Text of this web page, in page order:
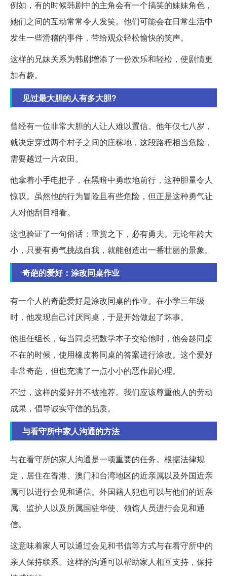
例如，有的时候韩剧中的主角会有一个搞笑的妹妹角色，
她们之间的互动常常令人发笑。他们可能会在日常生活中
发生一些滑稽的事件，带给观众轻松愉快的笑声。
这样的兄妹关系为韩剧增添了一份欢乐和轻松，使剧情更
加有趣。
见过最大胆的人有多大胆?
曾经有一位非常大胆的人让人难以置信。他年仅七八岁，
就决定穿过两个村子之间的庄稼地，这段路程相当危险，
需要越过一片农田。
他拿着小手电把子，在黑暗中勇敢地前行，这种胆量令人
惊叹。虽然他的行为冒险且有些危险，但正是这种勇气让
人对他刮目相看。
这也验证了一句俗话：重赏之下，必有勇夫。无论年龄大
小，只要有勇气挑战自我，就能创造出一番壮丽的景象。
奇葩的爱好：涂改同桌作业
有一个人的奇葩爱好是涂改同桌的作业。在小学三年级
时，他发现自己讨厌同桌，于是开始做起了坏事。
他担任组长，每当同桌把数学本子交给他时，他会趁同桌
不在的时候，使用橡皮将同桌的答案进行涂改。这个爱好
非常奇葩，但也充满了一点小小的恶作剧心理。
不过，这样的爱好并不被推荐。我们应该尊重他人的劳动
成果，倡导诚实守信的品质。
与看守所中家人沟通的方法
与在看守所的家人沟通是一项重要的任务。根据法律规
定，居住在香港、澳门和台湾地区的近亲属以及外国近亲
属可以进行会见和通信。外国籍人犯也可以与他们的近亲
属、监护人以及所属国驻华使、领馆人员进行会见和通
信。
这意味着家人可以通过会见和书信等方式与在看守所中的
亲人保持联系。这样的沟通可以帮助家人相互支持，保持